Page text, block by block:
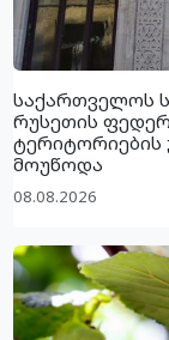
საქართველოს
რუსეთის
ტერიტორიების
მოუწოდა
08.08.2026